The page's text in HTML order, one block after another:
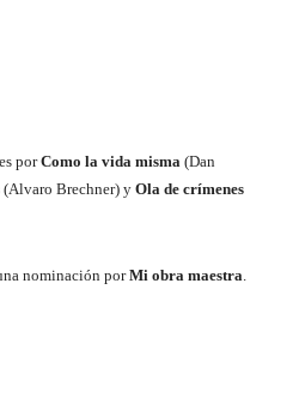
porComo la vida misma (Dan
(Alvaro Brechner) y Ola de crímenes
nominación porMi obra maestra.